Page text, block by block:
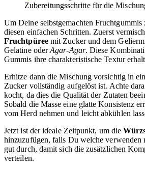
Zubereitungsschritte für die
Um Deine selbstgemachten Fruchtgummis
diesen einfachen Schritten. Zuerst
Fruchtpüreemit Zucker und dem
Gelatine oderAgar-Agar. Diese
Gummis ihre charakteristische Textur
Erhitze dann die Mischung vorsichtig in
Zucker vollständig aufgelöst ist. Achte
kocht, da dies die Qualität der Zutaten
Sobald die Masse eine glatte Konsistenz
vom Herd nehmen und leicht abkühlen
Jetzt ist der ideale Zeitpunkt, um die
hinzuzufügen, falls Du welche verwenden
gut durch, damit sich die zusätzlichen
verteilen.